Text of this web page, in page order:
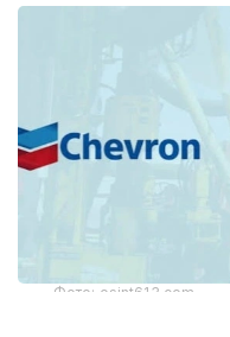
Фото: osint613.com